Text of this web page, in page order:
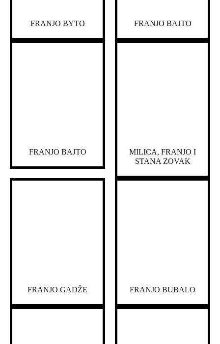
FRANJO BYTO FRANJO BAJTO
FRANJO BAJTO
MILICA, FRANJO I
STANA ZOVAK
FRANJO GADŽE FRANJO BUBALO